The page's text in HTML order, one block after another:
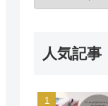
人気記事